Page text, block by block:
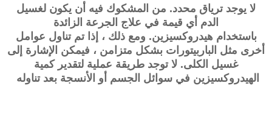
لا يوجد ترياق محدد. من المشكوك فيه أن يكون لغسيل
الدم أي قيمة في علاج الجرعة الزائدة
باستخدام هيدروكسيزين. ومع ذلك ، إذا تم تناول عوامل
أخرى مثل الباربيتورات بشكل متزامن ، فيمكن الإشارة إلى
غسيل الكلى. لا توجد طريقة عملية لتقدير كمية
الهيدروكسيزين في سوائل الجسم أو الأنسجة بعد تناوله